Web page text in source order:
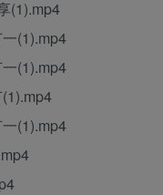
(1).mp4
(1).mp4
(1).mp4
(1).mp4